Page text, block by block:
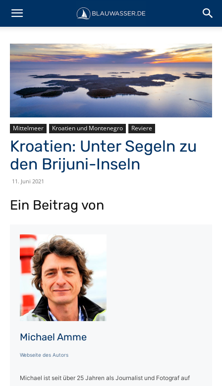
Mittelmeer Kroatien und Montenegro Reviere
Kroatien: Unter Segeln zu
den Brijuni-Inseln
11. Juni 2021
Ein Beitrag von
Michael Amme
Webseite des Autors
Michael ist seit über 25 Jahren als Journalist und Fotograf auf